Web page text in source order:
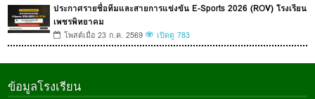
ประกาศรายชื่อทีมและสายการแข่งขัน E-Sports 2026 (ROV) โรงเรียน
เพชรพิทยาคม
โพสต์เมื่อ 23 ก.ค. 2569 เปิดดู 783
ข้อมูลโรงเรียน